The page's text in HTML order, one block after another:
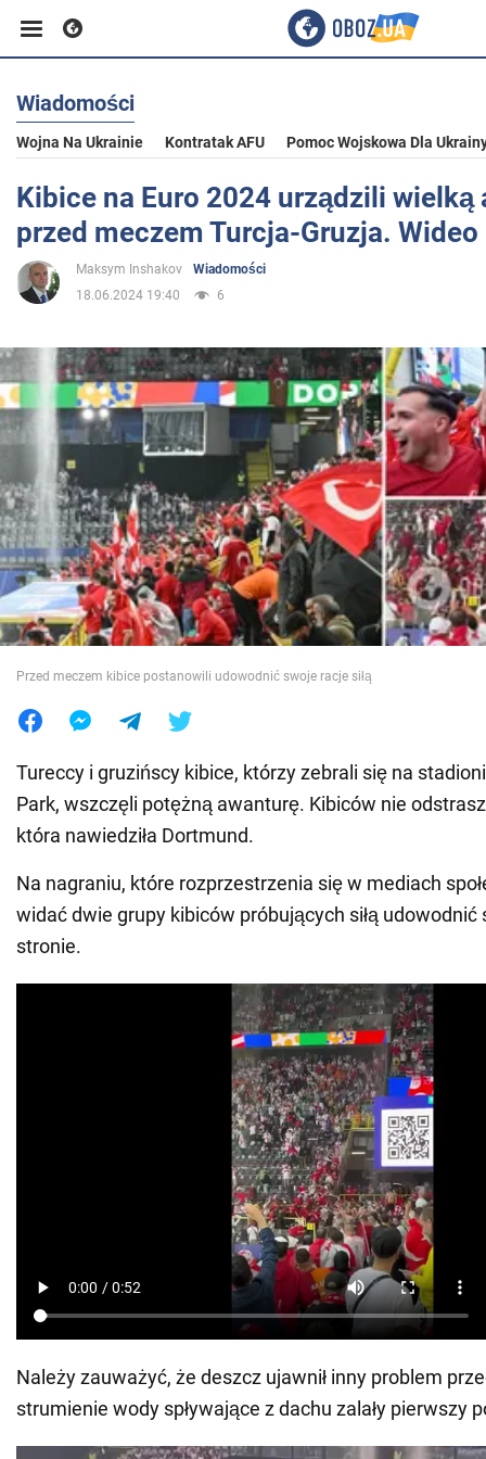
Biznes
Sport
Rozrywka
Polityka
Społeczeństwo
Wojna na Ukrainie
Świat
Jedzenie
Wiadomości
Wojna Na Ukrainie Kontratak AFU Pomoc Wojskowa Dla
Kibice na Euro 2024 urządzili wielką
przed meczem Turcja-Gruzja. Wideo
Maksym Inshakov
Wiadomości
18.06.2024 19:40
6
Przed meczem kibice postanowili udowodnić swoje racje siłą
Tureccy i gruzińscy kibice, którzy zebrali się na
Park, wszczęli potężną awanturę. Kibiców nie
która nawiedziła Dortmund.
Na nagraniu, które rozprzestrzenia się w mediach
widać dwie grupy kibiców próbujących siłą udowodnić
stronie.
Należy zauważyć, że deszcz ujawnił inny problem
strumienie wody spływające z dachu zalały pierwszy